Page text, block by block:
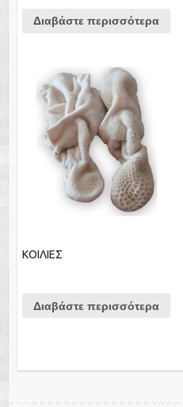
Διαβάστε περισσότερα
ΚΟΙΛΙΕΣ
Διαβάστε περισσότερα